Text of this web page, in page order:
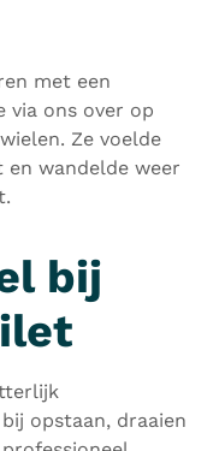
met een
via ons over op
Ze voelde
wandelde weer
bij
opstaan, draaien